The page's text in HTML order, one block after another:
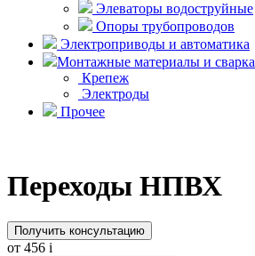
Элеваторы водоструйные
Опоры трубопроводов
Электроприводы и автоматика
Монтажные материалы и сварка
Крепеж
Электроды
Прочее
Переходы НПВХ
Получить консультацию
от 456 i